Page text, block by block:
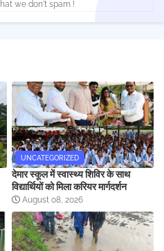
we don't spam !
UNCATEGORIZED
देमार स्कूल में स्वास्थ्य शिविर के साथ
विद्यार्थियों को मिला करियर मार्गदर्शन
August 08, 2026